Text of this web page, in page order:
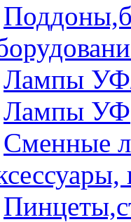
Лампы
Лампы УФ
Сменные